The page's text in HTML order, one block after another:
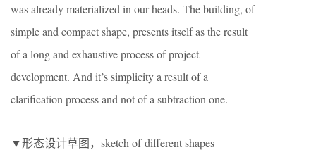
was already materialized in our heads. The building, of
simple and compact shape, presents itself as the result
of a long and exhaustive process of project
development. And it’s simplicity a result of a
clarification process and not of a subtraction one.
▼形态设计草图，sketch of different shapes